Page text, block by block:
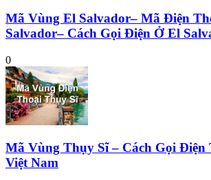
Mã Vùng El Salvador– Mã Điện
Salvador– Cách Gọi Điện Ở El
0
Mã Vùng Thụy Sĩ – Cách Gọi Điện
Việt Nam